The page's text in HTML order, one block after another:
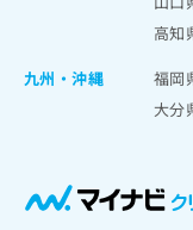
高知
九州・沖縄
福岡
大分